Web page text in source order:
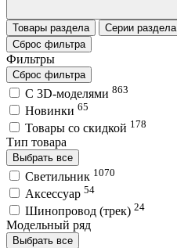
Товары раздела
Серии раздела
Сброс фильтра
Фильтры
Сброс фильтра
C 3D-моделями 863
Новинки 65
Товары со скидкой 178
Тип товара
Выбрать все
Светильник 1070
Аксессуар 54
Шинопровод (трек) 24
Модельный ряд
Выбрать все